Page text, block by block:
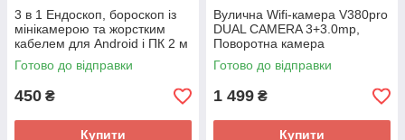
3 в 1 Ендоскоп, бороскоп із
мінікамерою та жорстким
кабелем для Android і ПК 2 м
7 мм підсвітка
Готово до відправки
450 ₴
Купити
Вулична Wifi-камера V380pro
DUAL CAMERA 3+3.0mp,
Поворотна камера
відеоспостереження на
вулицю
Готово до відправки
1 499 ₴
Купити